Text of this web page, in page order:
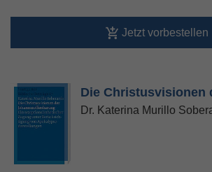
Jetzt vorbestellen
Die Christusvisionen
Dr. Katerina Murillo